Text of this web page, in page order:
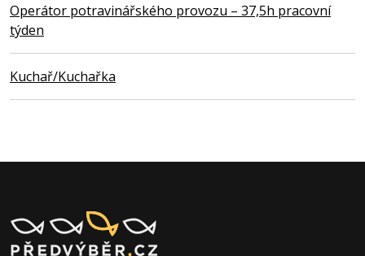
Operátor potravinářského provozu – 37,5h pracovní
týden
Kuchař/Kuchařka